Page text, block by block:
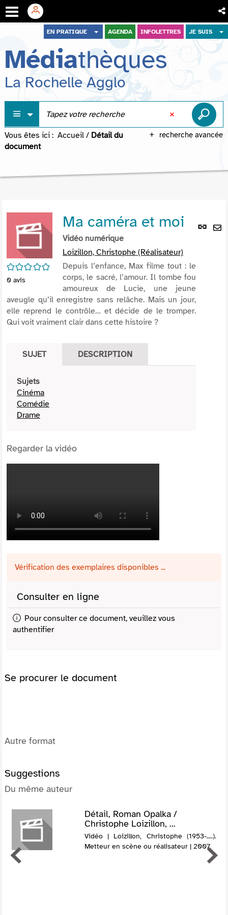
menu
contenu
recherche
EN PRATIQUE AGENDA INFOLETTRES JE SUIS
Médiathèques
La Rochelle Agglo
recherche avancée
Vous êtes ici : Accueil / Détail du
document
Lien
/5
0 avis
Ma caméra et moi
Vidéo numérique
Loizillon, Christophe (Réalisateur)
Depuis l’enfance, Max filme tout : le
corps, le sacré, l’amour. Il tombe fou
amoureux de Lucie, une jeune
aveugle qu’il enregistre sans relâche. Mais un jour,
elle reprend le contrôle… et décide de le tromper.
Qui voit vraiment clair dans cette histoire ?
SUJET DESCRIPTION
Sujets
Cinéma
Comédie
Drame
Regarder la vidéo
Vérification des exemplaires disponibles ...
Consulter en ligne
Pour consulter ce document, veuillez vous
authentifier
Se procurer le document
Autre format
Suggestions
Du même auteur
Détail, Roman Opalka /
Christophe Loizillon, ...
Vidéo | Loizillon, Christophe (1953-....).
Metteur en scène ou réalisateur | 2007